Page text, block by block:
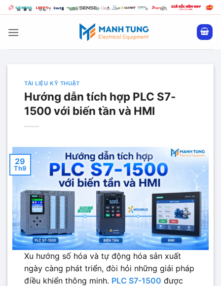
Bỏ
qua
nội
TÀI LIỆU KỸ THUẬT
Hướng dẫn tích hợp PLC S7-
1500 với biến tần và HMI
29
Th9
Xu hướng số hóa và tự động hóa sản xuất
ngày càng phát triển, đòi hỏi những giải pháp
điều khiển thông minh. PLC S7-1500 được